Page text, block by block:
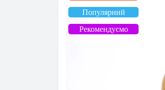
Популярний
Рекомендуємо